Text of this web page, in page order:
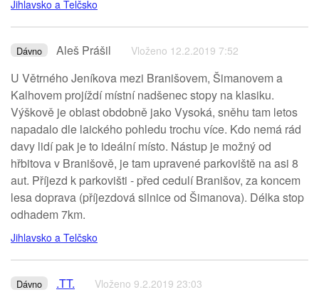
Jihlavsko a Telčsko
Dávno Aleš Prášil Vloženo 12.2.2019 7:52
U Větrného Jeníkova mezi Branišovem, Šimanovem a
Kalhovem projíždí místní nadšenec stopy na klasiku.
Výškově je oblast obdobně jako Vysoká, sněhu tam letos
napadalo dle laického pohledu trochu více. Kdo nemá rád
davy lidí pak je to ideální místo. Nástup je možný od
hřbitova v Branišově, je tam upravené parkoviště na asi 8
aut. Příjezd k parkovišti - před cedulí Branišov, za koncem
lesa doprava (příjezdová silnice od Šimanova). Délka stop
odhadem 7km.
Jihlavsko a Telčsko
Dávno .TT. Vloženo 9.2.2019 23:03